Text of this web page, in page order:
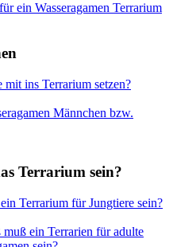
ein Wasseragamen Terrarium
ins Terrarium setzen?
Männchen bzw.
Terrarium sein?
Terrarium für Jungtiere sein?
muß ein Terrarien für adulte